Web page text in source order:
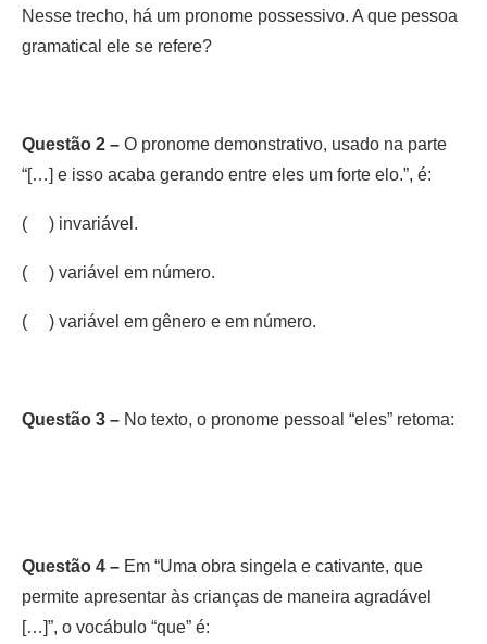
Nesse trecho, há um pronome possessivo. A que pessoa
gramatical ele se refere?
Questão 2 – O pronome demonstrativo, usado na parte
“[…] e isso acaba gerando entre eles um forte elo.”, é:
( ) invariável.
( ) variável em número.
( ) variável em gênero e em número.
Questão 3 – No texto, o pronome pessoal “eles” retoma:
Questão 4 – Em “Uma obra singela e cativante, que
permite apresentar às crianças de maneira agradável
[…]”, o vocábulo “que” é: